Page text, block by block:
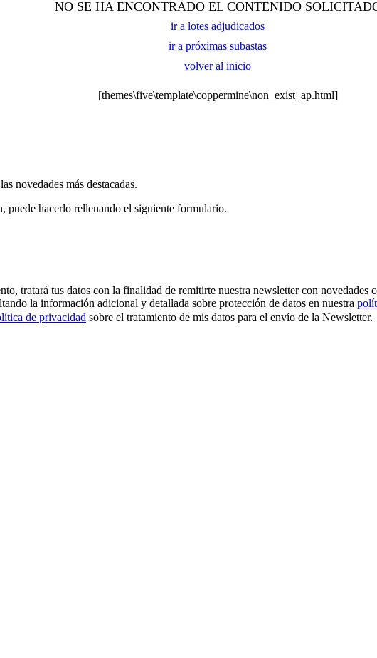
NO SE HA ENCONTRADO EL CONTENIDO
ir a lotes adjudicados
ir a próximas subastas
volver al inicio
[themes\five\template\coppermine\non_exist_ap.html]
novedades más destacadas.
puede hacerlo rellenando el siguiente formulario.
tratará tus datos con la finalidad de remitirte nuestra newsletter con novedades
la información adicional y detallada sobre protección de datos en nuestra
de privacidad sobre el tratamiento de mis datos para el envío de la Newsletter.